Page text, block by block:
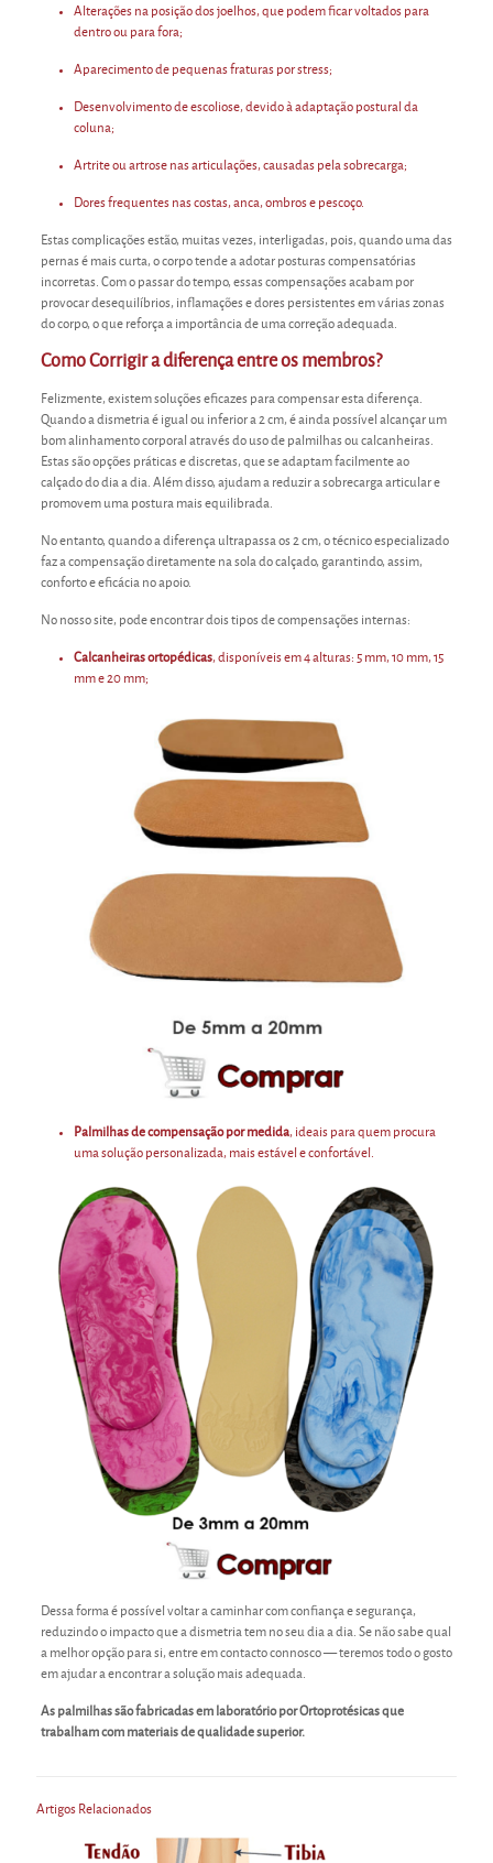
Alterações na posição dos joelhos, que podem ficar voltados para
dentro ou para fora;
Aparecimento de pequenas fraturas por stress;
Desenvolvimento de escoliose, devido à adaptação postural da
coluna;
Artrite ou artrose nas articulações, causadas pela sobrecarga;
Dores frequentes nas costas, anca, ombros e pescoço.
Estas complicações estão, muitas vezes, interligadas, pois, quando uma das
pernas é mais curta, o corpo tende a adotar posturas compensatórias
incorretas. Com o passar do tempo, essas compensações acabam por
provocar desequilíbrios, inflamações e dores persistentes em várias zonas
do corpo, o que reforça a importância de uma correção adequada.
Como Corrigir a diferença entre os membros?
Felizmente, existem soluções eficazes para compensar esta diferença.
Quando a dismetria é igual ou inferior a 2 cm, é ainda possível alcançar um
bom alinhamento corporal através do uso de palmilhas ou calcanheiras.
Estas são opções práticas e discretas, que se adaptam facilmente ao
calçado do dia a dia. Além disso, ajudam a reduzir a sobrecarga articular e
promovem uma postura mais equilibrada.
No entanto, quando a diferença ultrapassa os 2 cm, o técnico especializado
faz a compensação diretamente na sola do calçado, garantindo, assim,
conforto e eficácia no apoio.
No nosso site, pode encontrar dois tipos de compensações internas:
Calcanheiras ortopédicas, disponíveis em 4 alturas: 5 mm, 10 mm, 15
mm e 20 mm;
Palmilhas de compensação por medida, ideais para quem procura
uma solução personalizada, mais estável e confortável.
Dessa forma é possível voltar a caminhar com confiança e segurança,
reduzindo o impacto que a dismetria tem no seu dia a dia. Se não sabe qual
a melhor opção para si, entre em contacto connosco — teremos todo o gosto
em ajudar a encontrar a solução mais adequada.
As palmilhas são fabricadas em laboratório por Ortoprotésicas que
trabalham com materiais de qualidade superior.
Artigos Relacionados